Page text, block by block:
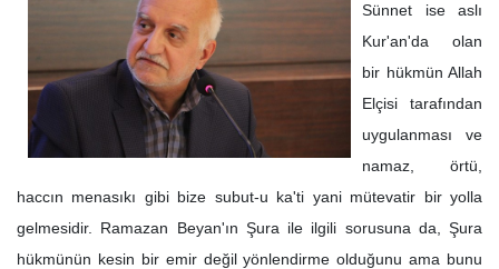
Sünnet ise aslı
Kur'an'da olan
bir hükmün Allah
Elçisi tarafından
uygulanması ve
namaz, örtü,
haccın menasıkı gibi bize subut-u ka'ti yani mütevatir bir yolla
gelmesidir. Ramazan Beyan'ın Şura ile ilgili sorusuna da, Şura
hükmünün kesin bir emir değil yönlendirme olduğunu ama bunu